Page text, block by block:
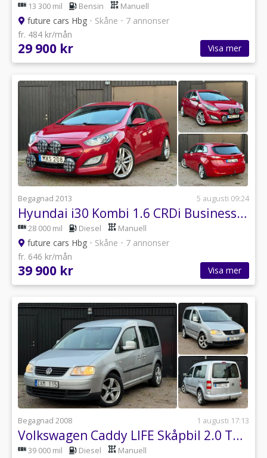
13 300 mil Bensin Manuell
future cars Hbg • Skåne • 7 annonser
fr. 484 kr/mån
29 900 kr Visa mer
Begagnad 2013 5 augusti 09:24
Hyundai i30 Kombi 1.6 CRDi Business Euro 5, Nybesiktigad, Drag mm
28 000 mil Diesel Manuell
future cars Hbg • Skåne • 7 annonser
fr. 646 kr/mån
39 900 kr Visa mer
Begagnad 2008 1 augusti 17:13
Volkswagen Caddy LIFE Skåpbil 2.0 TDI 7 sits, besiktigad, Dragkrok m
39 000 mil Diesel Manuell